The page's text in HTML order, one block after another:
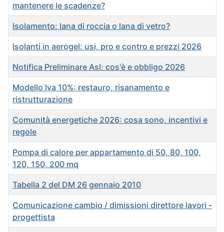
mantenere le scadenze?
Isolamento: lana di roccia o lana di vetro?
Isolanti in aerogel: usi, pro e contro e prezzi 2026
Notifica Preliminare Asl: cos'è e obbligo 2026
Modello Iva 10%: restauro, risanamento e
ristrutturazione
Comunità energetiche 2026: cosa sono, incentivi e
regole
Pompa di calore per appartamento di 50, 80, 100,
120, 150, 200 mq
Tabella 2 del DM 26 gennaio 2010
Comunicazione cambio / dimissioni direttore lavori -
progettista